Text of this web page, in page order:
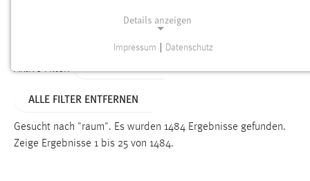
Aktive Filter:
ALLE FILTER ENTFERNEN
Gesucht nach "raum". Es wurden 1484 Ergebnisse gefunden.
Zeige Ergebnisse 1 bis 25 von 1484.
Details anzeigen
Funktionen und sind für die einwandfreie Funktion der
Einverständnis
Impressum Datenschutz